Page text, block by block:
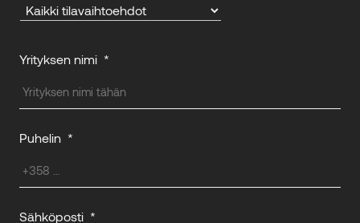
Yrityksen nimi *
Puhelin *
Sähköposti *